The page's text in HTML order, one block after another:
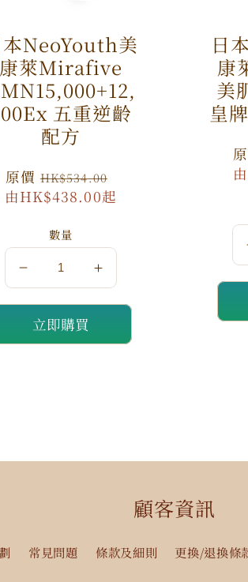
本NeoYouth美
康萊Mirafive
五重逆齡
配方
原
價
原價 HK$534.00
由HK$438.00起
數量
量
減
少
量
加
立即購買
日
康
美
皇
原
價
顧客資訊
常見問題 條款及細則 更換/退換條